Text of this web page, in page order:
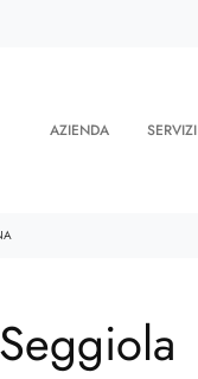
AZIENDA SERVIZI